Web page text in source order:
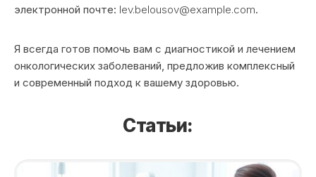
электронной почте: lev.belousov@example.com.
Я всегда готов помочь вам с диагностикой и лечением
онкологических заболеваний, предложив комплексный
и современный подход к вашему здоровью.
Статьи: